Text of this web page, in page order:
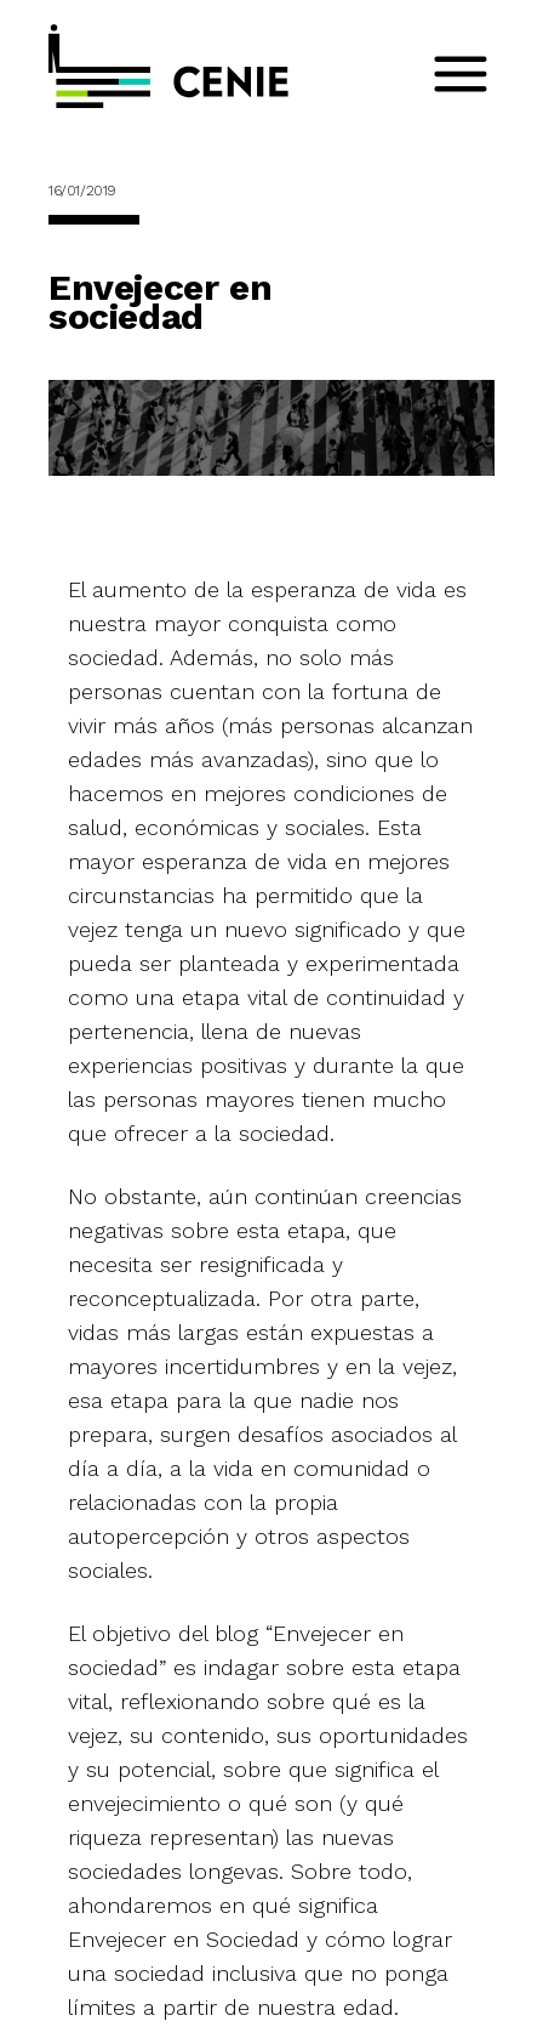
16/01/2019
Envejecer en
sociedad
El aumento de la esperanza de vida es
nuestra mayor conquista como
sociedad. Además, no solo más
personas cuentan con la fortuna de
vivir más años (más personas alcanzan
edades más avanzadas), sino que lo
hacemos en mejores condiciones de
salud, económicas y sociales. Esta
mayor esperanza de vida en mejores
circunstancias ha permitido que la
vejez tenga un nuevo significado y que
pueda ser planteada y experimentada
como una etapa vital de continuidad y
pertenencia, llena de nuevas
experiencias positivas y durante la que
las personas mayores tienen mucho
que ofrecer a la sociedad.
No obstante, aún continúan creencias
negativas sobre esta etapa, que
necesita ser resignificada y
reconceptualizada. Por otra parte,
vidas más largas están expuestas a
mayores incertidumbres y en la vejez,
esa etapa para la que nadie nos
prepara, surgen desafíos asociados al
día a día, a la vida en comunidad o
relacionadas con la propia
autopercepción y otros aspectos
sociales.
El objetivo del blog “Envejecer en
sociedad” es indagar sobre esta etapa
vital, reflexionando sobre qué es la
vejez, su contenido, sus oportunidades
y su potencial, sobre que significa el
envejecimiento o qué son (y qué
riqueza representan) las nuevas
sociedades longevas. Sobre todo,
ahondaremos en qué significa
Envejecer en Sociedad y cómo lograr
una sociedad inclusiva que no ponga
límites a partir de nuestra edad.